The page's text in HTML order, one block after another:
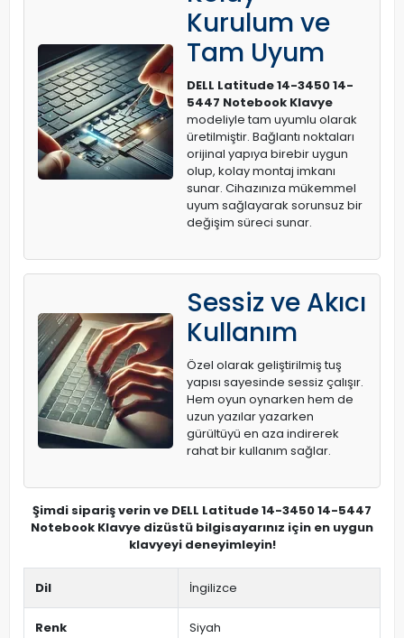
Kurulum ve
Tam Uyum
DELL Latitude 14-3450 14-
5447 Notebook Klavye
modeliyle tam uyumlu olarak
üretilmiştir. Bağlantı noktaları
orijinal yapıya birebir uygun
olup, kolay montaj imkanı
sunar. Cihazınıza mükemmel
uyum sağlayarak sorunsuz bir
değişim süreci sunar.
Sessiz ve Akıcı
Kullanım
Özel olarak geliştirilmiş tuş
yapısı sayesinde sessiz çalışır.
Hem oyun oynarken hem de
uzun yazılar yazarken
gürültüyü en aza indirerek
rahat bir kullanım sağlar.
Şimdi sipariş verin ve DELL Latitude 14-3450 14-5447
Notebook Klavye dizüstü bilgisayarınız için en uygun
klavyeyi deneyimleyin!
Dil İngilizce
Renk Siyah